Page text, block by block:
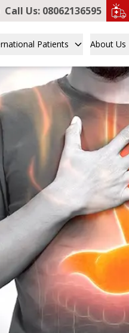
Call Us: 08062136595
Patients About Us